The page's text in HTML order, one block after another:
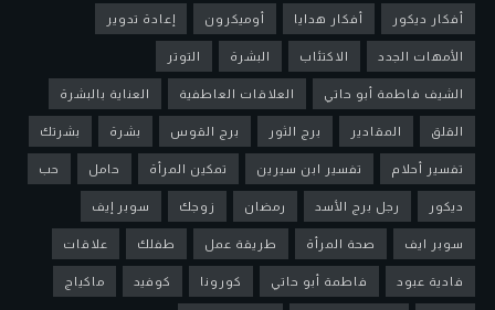
أفكار ديكور أفكار هدايا أوميكرون إعادة تدوير
الأمهات الجدد الاكتئاب البشرة التوتر
الشيف فاطمة أبو حاتي العلاقات العاطفية العناية بالبشرة
القلق المقادير برج الثور برج القوس بشرة بشرتك
تفسير أحلام تفسير ابن سيرين تمكين المرأة حامل حب
ديكور رجل برج الأسد رمضان زوجك سوبر إيف
سوبر ايف صحة المرأة طريقة عمل طفلك علاقات
فادية عبود فاطمة أبو حاتي كورونا كوفيد ماكياج